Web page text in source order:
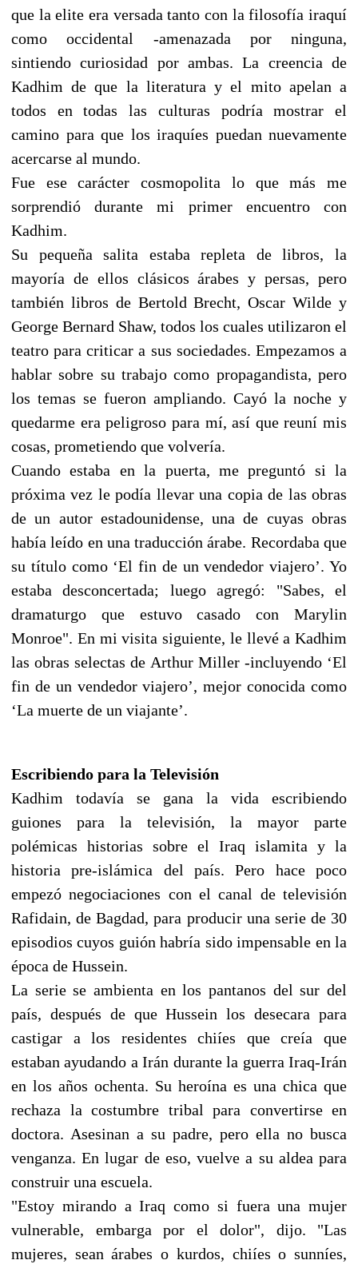
que la elite era versada tanto con la filosofía iraquí
como occidental -amenazada por ninguna,
sintiendo curiosidad por ambas. La creencia de
Kadhim de que la literatura y el mito apelan a
todos en todas las culturas podría mostrar el
camino para que los iraquíes puedan nuevamente
acercarse al mundo.
Fue ese carácter cosmopolita lo que más me
sorprendió durante mi primer encuentro con
Kadhim.
Su pequeña salita estaba repleta de libros, la
mayoría de ellos clásicos árabes y persas, pero
también libros de Bertold Brecht, Oscar Wilde y
George Bernard Shaw, todos los cuales utilizaron el
teatro para criticar a sus sociedades. Empezamos a
hablar sobre su trabajo como propagandista, pero
los temas se fueron ampliando. Cayó la noche y
quedarme era peligroso para mí, así que reuní mis
cosas, prometiendo que volvería.
Cuando estaba en la puerta, me preguntó si la
próxima vez le podía llevar una copia de las obras
de un autor estadounidense, una de cuyas obras
había leído en una traducción árabe. Recordaba que
su título como ‘El fin de un vendedor viajero’. Yo
estaba desconcertada; luego agregó: "Sabes, el
dramaturgo que estuvo casado con Marylin
Monroe". En mi visita siguiente, le llevé a Kadhim
las obras selectas de Arthur Miller -incluyendo ‘El
fin de un vendedor viajero’, mejor conocida como
‘La muerte de un viajante’.
Escribiendo para la Televisión
Kadhim todavía se gana la vida escribiendo
guiones para la televisión, la mayor parte
polémicas historias sobre el Iraq islamita y la
historia pre-islámica del país. Pero hace poco
empezó negociaciones con el canal de televisión
Rafidain, de Bagdad, para producir una serie de 30
episodios cuyos guión habría sido impensable en la
época de Hussein.
La serie se ambienta en los pantanos del sur del
país, después de que Hussein los desecara para
castigar a los residentes chiíes que creía que
estaban ayudando a Irán durante la guerra Iraq-Irán
en los años ochenta. Su heroína es una chica que
rechaza la costumbre tribal para convertirse en
doctora. Asesinan a su padre, pero ella no busca
venganza. En lugar de eso, vuelve a su aldea para
construir una escuela.
"Estoy mirando a Iraq como si fuera una mujer
vulnerable, embarga por el dolor", dijo. "Las
mujeres, sean árabes o kurdos, chiíes o sunníes,